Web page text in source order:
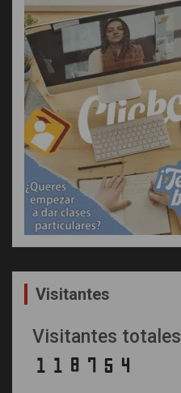
Visitantes
Visitantes totales